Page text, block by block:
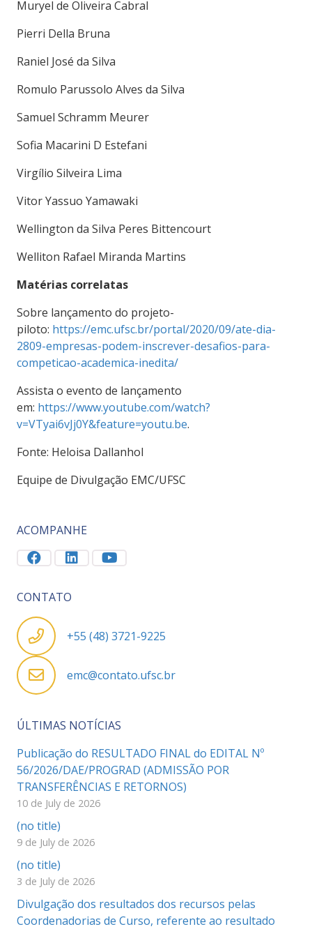
Muryel de Oliveira Cabral
Pierri Della Bruna
Raniel José da Silva
Romulo Parussolo Alves da Silva
Samuel Schramm Meurer
Sofia Macarini D Estefani
Virgílio Silveira Lima
Vitor Yassuo Yamawaki
Wellington da Silva Peres Bittencourt
Welliton Rafael Miranda Martins
Matérias correlatas
Sobre lançamento do projeto-
piloto: https://emc.ufsc.br/portal/2020/09/ate-dia-
2809-empresas-podem-inscrever-desafios-para-
competicao-academica-inedita/
Assista o evento de lançamento
em: https://www.youtube.com/watch?
v=VTyai6vJj0Y&feature=youtu.be.
Fonte: Heloisa Dallanhol
Equipe de Divulgação EMC/UFSC
ACOMPANHE
CONTATO
+55 (48) 3721-9225
emc@contato.ufsc.br
ÚLTIMAS NOTÍCIAS
Publicação do RESULTADO FINAL do EDITAL Nº
56/2026/DAE/PROGRAD (ADMISSÃO POR
TRANSFERÊNCIAS E RETORNOS)
10 de July de 2026
(no title)
9 de July de 2026
(no title)
3 de July de 2026
Divulgação dos resultados dos recursos pelas
Coordenadorias de Curso, referente ao resultado